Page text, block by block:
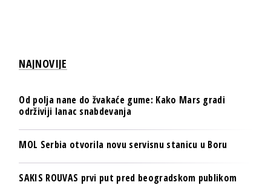
NAJNOVIJE
Od polja nane do žvakaće gume: Kako Mars gradi
održiviji lanac snabdevanja
MOL Serbia otvorila novu servisnu stanicu u Boru
SAKIS ROUVAS prvi put pred beogradskom publikom